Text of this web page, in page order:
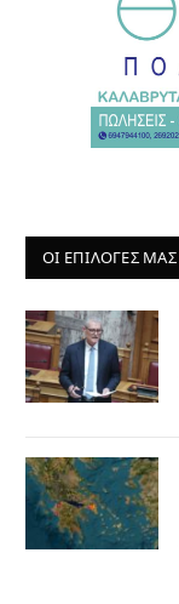
ΟΙ ΕΠΙΛΟΓΈΣ ΜΑΣ